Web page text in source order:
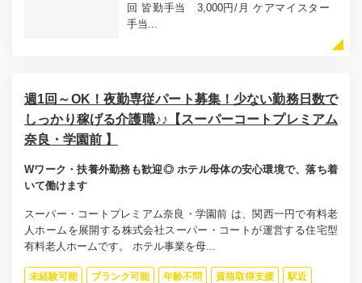
回 皆勤手当 3,000円/月 ケアマイスター
手当...
週1回～OK！夜勤専従パート募集！少ない勤務日数で
しっかり稼げる介護職♪♪【スーパーコートプレミアム
奈良・学園前 】
Wワーク・扶養外勤務も歓迎◎ ホテル母体の安心環境で、落ち着
いて働けます
スーパー・コートプレミアム奈良・学園前 は、関西一円で有料老
人ホームを展開する株式会社スーパー・コートが運営する住宅型
有料老人ホームです。 ホテル事業を母...
未経験可能 ブランク可能 年齢不問 資格取得支援 駅近